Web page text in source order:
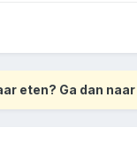
eten? Ga dan naar